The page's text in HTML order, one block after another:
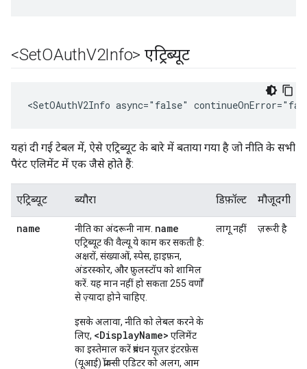
<SetOAuthV2Info> एट्रिब्यूट
<SetOAuthV2Info async="false"
यहां दी गई टेबल में, ऐसे एट्रिब्यूट के बारे में बताया गया है जो नीति के सभी
पैरंट एलिमेंट में एक जैसे होते हैं:
एट्रिब्यूट ब्यौरा डिफ़ॉल्ट मौजूदगी
name नीति का अंदरूनी नाम. name
एट्रिब्यूट की वैल्यू ये काम कर सकती है:
अक्षरों, संख्याओं, स्पेस, हाइफ़न,
अंडरस्कोर, और फ़ुलस्टॉप को शामिल
करें. यह मान नहीं हो सकता 255 वर्णों
से ज़्यादा होने चाहिए.
इसके अलावा, नीति को लेबल करने के
लिए, <DisplayName> एलिमेंट
का इस्तेमाल करें प्रबंधन यूज़र इंटरफ़ेस
(यूआई) प्रॉक्सी एडिटर को अलग, आम
लागू नहीं ज़रूरी है